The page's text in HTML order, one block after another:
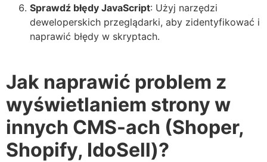
Sprawdź błędy JavaScript: Użyj narzędzi
deweloperskich przeglądarki, aby zidentyfikować i
naprawić błędy w skryptach.
Jak naprawić problem z
wyświetlaniem strony w
innych CMS-ach (Shoper,
Shopify, IdoSell)?